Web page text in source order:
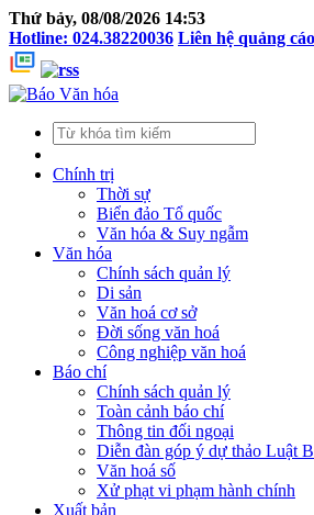
Thứ bảy, 08/08/2026 14:53
Hotline: 024.38220036 Liên hệ quảng cáo
Chính trị
Thời sự
Biển đảo Tổ quốc
Văn hóa & Suy ngẫm
Văn hóa
Chính sách quản lý
Di sản
Văn hoá cơ sở
Đời sống văn hoá
Công nghiệp văn hoá
Báo chí
Chính sách quản lý
Toàn cảnh báo chí
Thông tin đối ngoại
Diễn đàn góp ý dự thảo Luật
Văn hoá số
Xử phạt vi phạm hành chính
Xuất bản